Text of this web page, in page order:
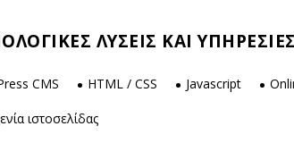
ΛΥΣΕΙΣ ΚΑΙ ΥΠΗΡΕΣΙΕΣ
CMS HTML / CSS Javascript
ιστοσελίδας